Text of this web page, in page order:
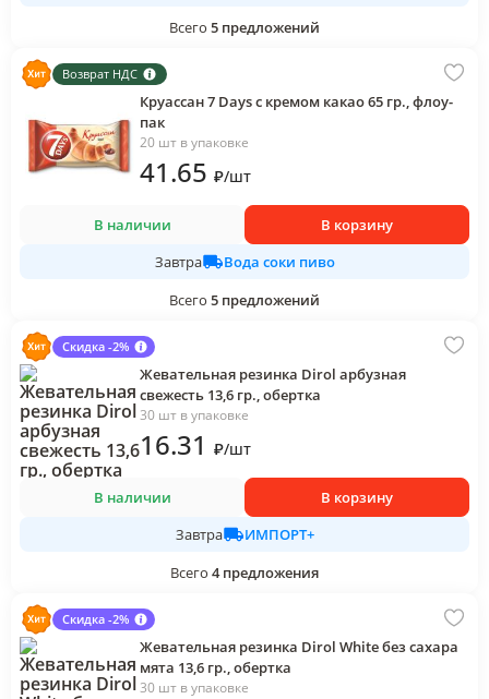
Всего 5 предложений
Возврат НДС
Круассан 7 Days с кремом какао 65 гр., флоу-
пак
20 шт в упаковке
41.65 ₽/шт
В наличии
В корзину
Завтра
Вода соки пиво
Всего 5 предложений
Скидка -2%
Жевательная резинка Dirol арбузная
свежесть 13,6 гр., обертка
30 шт в упаковке
16.31 ₽/шт
В наличии
В корзину
Завтра
ИМПОРТ+
Всего 4 предложения
Скидка -2%
Жевательная резинка Dirol White без сахара
мята 13,6 гр., обертка
30 шт в упаковке